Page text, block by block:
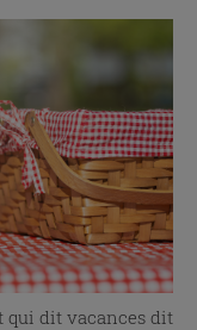
qui dit vacances dit